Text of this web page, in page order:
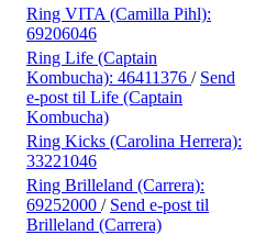
Ring VITA (Camilla Pihl):
69206046
Ring Life (Captain
Kombucha): 46411376 / Send
e-post til Life (Captain
Kombucha)
Ring Kicks (Carolina Herrera):
33221046
Ring Brilleland (Carrera):
69252000 / Send e-post til
Brilleland (Carrera)